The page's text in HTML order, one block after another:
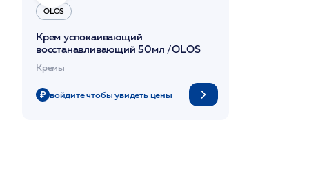
OLOS
Крем успокаивающий
восстанавливающий 50мл /OLOS
Кремы
войдите чтобы увидеть цены